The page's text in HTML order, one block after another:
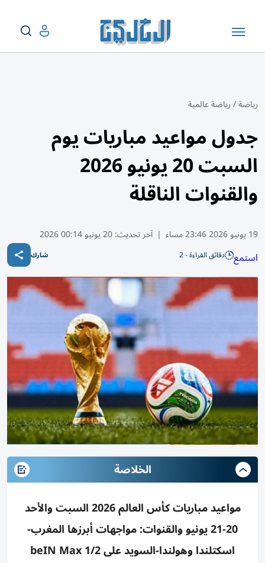
رياضة/رياضة عالمية
جدول مواعيد مباريات يوم
السبت 20 يونيو 2026
والقنوات الناقلة
19 يونيو 2026 23:46 مساء | آخر تحديث:20 يونيو 00:14 2026
استمع دقائق القراءة - 2 شارك
الخلاصة
مواعيد مباريات كأس العالم 2026 السبت والأحد
20-21 يونيو والقنوات: مواجهات أبرزها المغرب-
اسكتلندا وهولندا-السويد على beIN Max 1/2